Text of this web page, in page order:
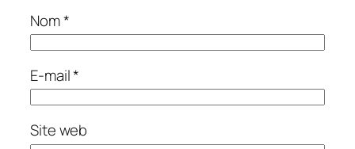
Nom*
E-mail*
Site web